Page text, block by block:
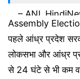
–
2024
Assembly
पहले आंध्र प्रदेश
लोकसभा और आंध्र
से 24 घंटे से भी कम